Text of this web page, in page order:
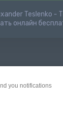
Teslenko -
онлайн
- вони
мені
you notifications